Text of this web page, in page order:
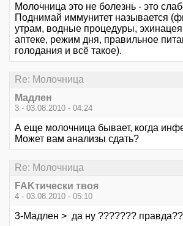
Молочница это не болезнь - это
Поднимай иммунитет называется
утрам, водные процедуры,
аптеке, режим дня, правильное
голодания и всё такое).
Re: Молочница
Мадлен
3 - 03.08.2010 - 04:24
А еще молочница бывает, когда
Может вам анализы сдать?
Re: Молочница
FAKтически твоя
4 - 03.08.2010 - 05:10
3-Мадлен > да ну ???????